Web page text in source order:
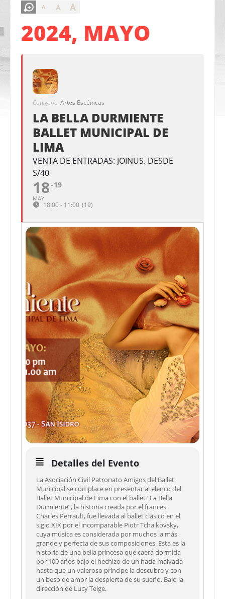
A A A
2024, MAYO
Categoría Artes Escénicas
LA BELLA DURMIENTE
BALLET MUNICIPAL DE
LIMA
VENTA DE ENTRADAS: JOINUS. DESDE
S/40
18
MAY
19
18:00 - 11:00 (19)
Detalles del Evento
La Asociación Civil Patronato Amigos del Ballet
Municipal se complace en presentar al elenco del
Ballet Municipal de Lima con el ballet “La Bella
Durmiente”, la historia creada por el francés
Charles Perrault, fue llevada al ballet clásico en el
siglo XIX por el incomparable Piotr Tchaikovsky,
cuya música es considerada por muchos la más
grande y perfecta de sus composiciones. Esta es la
historia de una bella princesa que caerá dormida
por 100 años bajo el hechizo de un hada malvada
hasta que un valeroso príncipe la descubre y con
un beso de amor la despierta de su sueño. Bajo la
dirección de Lucy Telge.